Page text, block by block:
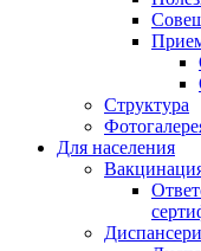
Структура
Для населения